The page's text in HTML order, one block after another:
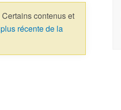
Certains contenus et
récente de la